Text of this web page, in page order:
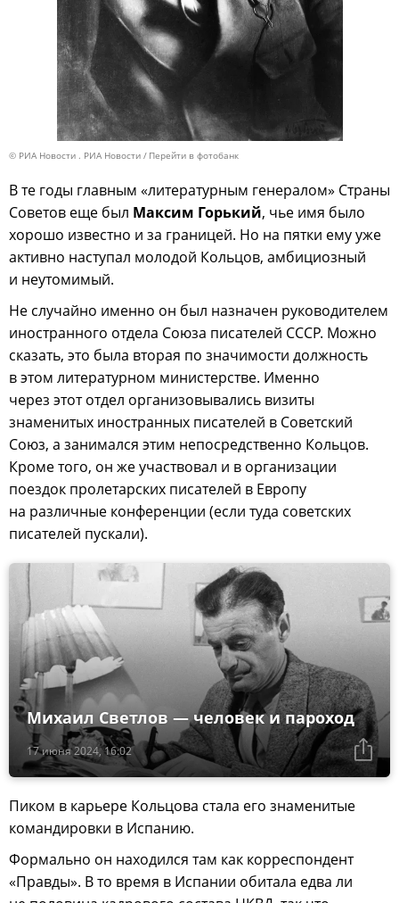
© РИА Новости . РИА Новости Перейти в фотобанк
В те годы главным «литературным генералом» Страны
Советов еще был Максим Горький, чье имя было
хорошо известно и за границей. Но на пятки ему уже
активно наступал молодой Кольцов, амбициозный
и неутомимый.
Не случайно именно он был назначен руководителем
иностранного отдела Союза писателей СССР. Можно
сказать, это была вторая по значимости должность
в этом литературном министерстве. Именно
через этот отдел организовывались визиты
знаменитых иностранных писателей в Советский
Союз, а занимался этим непосредственно Кольцов.
Кроме того, он же участвовал и в организации
поездок пролетарских писателей в Европу
на различные конференции (если туда советских
писателей пускали).
17 июня 2024, 16:02
Михаил Светлов — человек и пароход
Пиком в карьере Кольцова стала его знаменитые
командировки в Испанию.
Формально он находился там как корреспондент
«Правды». В то время в Испании обитала едва ли